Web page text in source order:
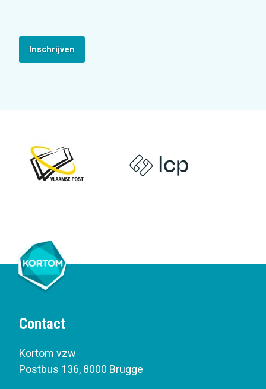
Inschrijven
Contact
Kortom vzw
Postbus 136, 8000 Brugge